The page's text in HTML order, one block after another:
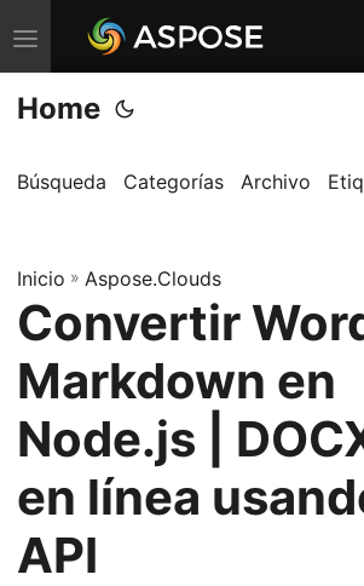
A
l
t
r
r
n
a
v
g
a
c
i
Home
Búsqueda Categorías Archivo
Inicio » Aspose.Clouds
Convertir
Markdown en
Node.js |
en línea
API